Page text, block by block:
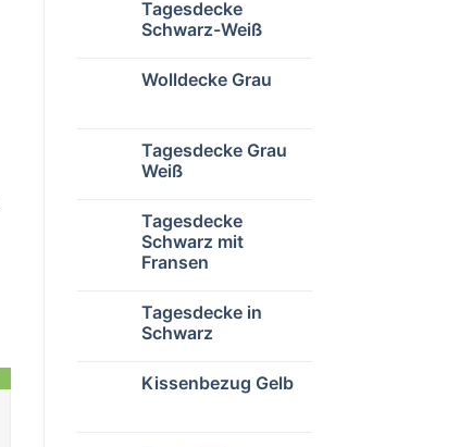
Tagesdecke
Schwarz-Weiß
Wolldecke Grau
Tagesdecke Grau
Weiß
Tagesdecke
Schwarz mit
Fransen
Tagesdecke in
Schwarz
Kissenbezug Gelb